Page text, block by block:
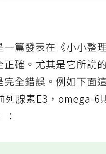
一篇發表在《小小整
確。尤其是它所說
全錯誤。例如下面
列腺素E3，omega-